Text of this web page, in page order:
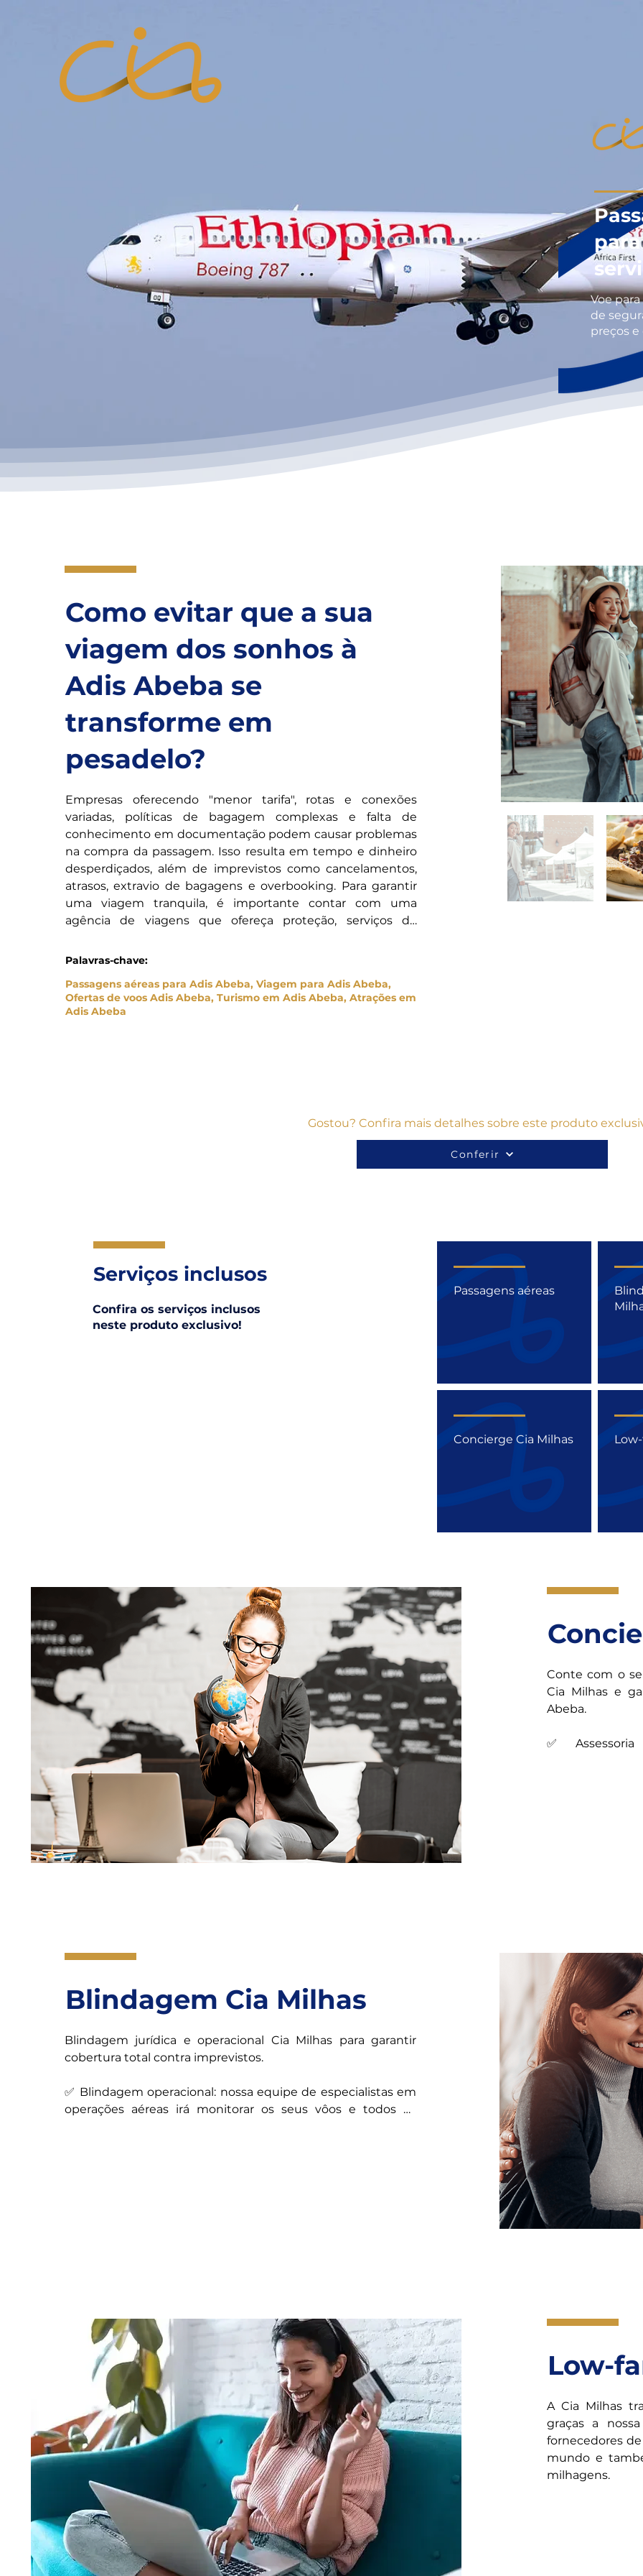
Voe
de
preços e
Como evitar que a sua
viagem dos sonhos à
Adis Abeba se
transforme em
pesadelo?
Empresas oferecendo "menor tarifa", rotas e conexões
variadas, políticas de bagagem complexas e falta de
conhecimento em documentação podem causar problemas
na compra da passagem. Isso resulta em tempo e dinheiro
desperdiçados, além de imprevistos como cancelamentos,
atrasos, extravio de bagagens e overbooking. Para garantir
uma viagem tranquila, é importante contar com uma
agência de viagens que ofereça proteção, serviços de
serviços e garanta segurança, preços acessíveis e ótimos
Palavras-chave:
Passagens aéreas para Adis Abeba, Viagem para Adis Abeba,
Ofertas de voos Adis Abeba, Turismo em Adis Abeba, Atrações em
Adis Abeba
Gostou? Confira mais detalhes sobre este produto
Conferir
Serviços inclusos
Confira os serviços inclusos
neste produto exclusivo!
Passagens aéreas
Concierge Cia Milhas
Conte com o
Cia Milhas e
Abeba.
✅
✅A melhor
em termos de
Blindagem Cia Milhas
Blindagem jurídica e operacional Cia Milhas para garantir
cobertura total contra imprevistos.
✅ Blindagem operacional: nossa equipe de especialistas em
operações aéreas irá monitorar os seus vôos e todos os
legais cabíveis para a solução rápida e efetiva de imprevistos.
Low-
A Cia Milhas
graças a
fornecedores
mundo e
milhagens.